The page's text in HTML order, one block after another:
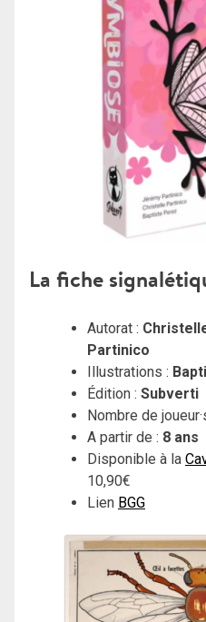
La fiche
Autorat :
Partinico
Illustrations :
Édition : Subverti
Nombre de
A partir de : 8 ans
Disponible à la
10,90€
Lien BGG